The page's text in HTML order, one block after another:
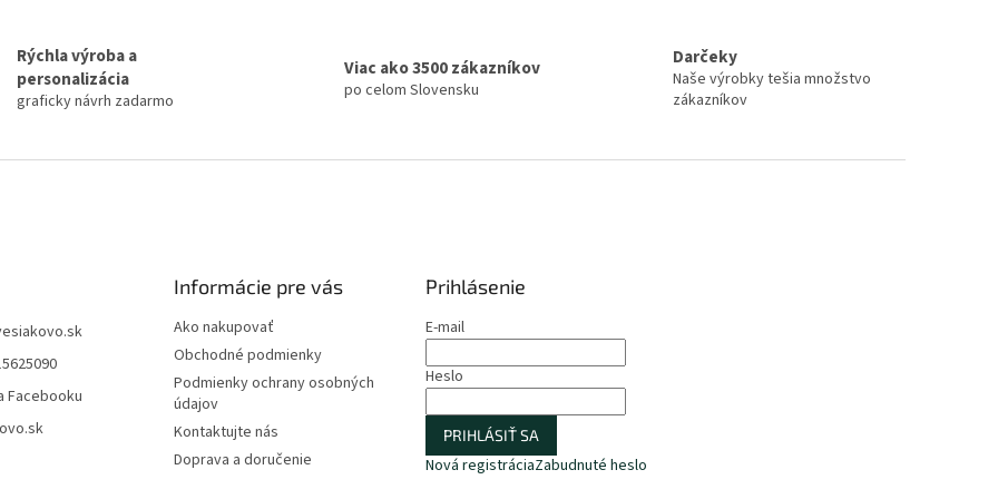
y
v
Rýchla výroba a
personalizácia
graficky návrh zadarmo
Viac ako 3500 zákazníkov
po celom Slovensku
Darčeky
Naše výrobky tešia množstvo
zákazníkov
Facebooku
Informácie pre vás
Ako nakupovať
Obchodné podmienky
Podmienky ochrany osobných
údajov
Kontaktujte nás
Doprava a doručenie
Prihlásenie
E-mail
Heslo
PRIHLÁSIŤ SA
Nová registráciaZabudnuté heslo